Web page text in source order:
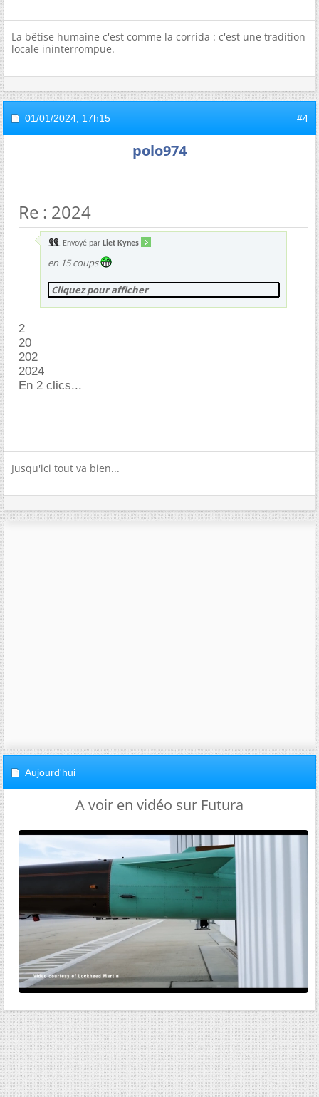
La bêtise humaine c'est comme la corrida : c'est une tradition
locale ininterrompue.
01/01/2024, 17h15 #4
polo974
Re : 2024
Envoyé par Liet Kynes
en 15 coups
Cliquez pour afficher
2
20
202
2024
En 2 clics...
Jusqu'ici tout va bien...
Aujourd'hui
A voir en vidéo sur Futura